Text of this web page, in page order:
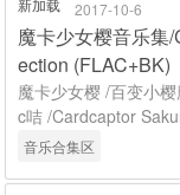
2017-10-6
魔卡少女樱音乐集
ection (FLAC+BK)
魔卡少女樱 /百变小
c咭 /Cardcaptor
音乐合集区